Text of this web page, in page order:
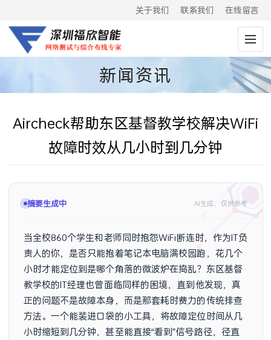
关于我们 联系我们 在线留言
新闻资讯
Aircheck帮助东区基督教学校解决WiFi
故障时效从几小时到几分钟
摘要生成中 AI生成，仅供参考
当全校860个学生和老师同时抱怨WiFi断连时，作为IT负
责人的你，是否只能抱着笔记本电脑满校园跑，花几个
小时才能定位到是哪个角落的微波炉在捣乱？东区基督
教学校的IT经理也曾面临同样的困境，直到他发现，真
正的问题不是故障本身，而是那套耗时费力的传统排查
方法。一个能装进口袋的小工具，将故障定位时间从几
小时缩短到几分钟，甚至能直接“看到”信号路径，径直